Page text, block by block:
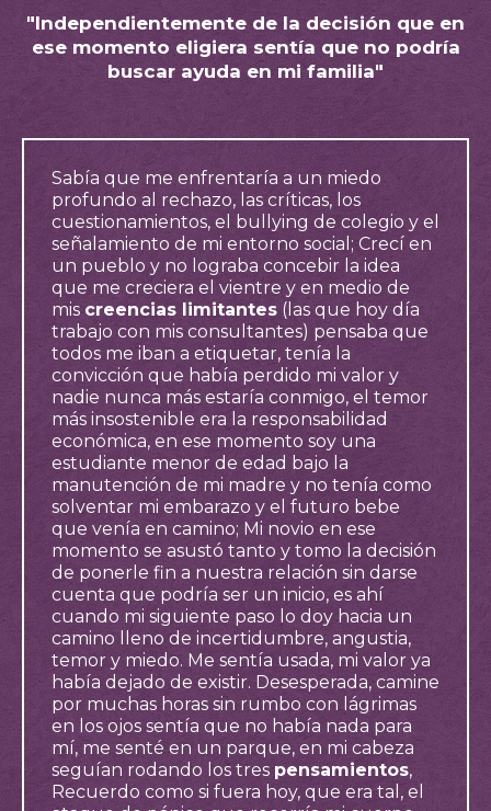
"Independientemente de la decisión que en
ese momento eligiera sentía que no podría
buscar ayuda en mi familia"
Sabía que me enfrentaría a un miedo
profundo al rechazo, las críticas, los
cuestionamientos, el bullying de colegio y el
señalamiento de mi entorno social; Crecí en
un pueblo y no lograba concebir la idea
que me creciera el vientre y en medio de
mis creencias limitantes (las que hoy día
trabajo con mis consultantes) pensaba que
todos me iban a etiquetar, tenía la
convicción que había perdido mi valor y
nadie nunca más estaría conmigo, el temor
más insostenible era la responsabilidad
económica, en ese momento soy una
estudiante menor de edad bajo la
manutención de mi madre y no tenía como
solventar mi embarazo y el futuro bebe
que venía en camino; Mi novio en ese
momento se asustó tanto y tomo la decisión
de ponerle fin a nuestra relación sin darse
cuenta que podría ser un inicio, es ahí
cuando mi siguiente paso lo doy hacia un
camino lleno de incertidumbre, angustia,
temor y miedo. Me sentía usada, mi valor ya
había dejado de existir. Desesperada, camine
por muchas horas sin rumbo con lágrimas
en los ojos sentía que no había nada para
mí, me senté en un parque, en mi cabeza
seguían rodando los tres pensamientos,
Recuerdo como si fuera hoy, que era tal, el